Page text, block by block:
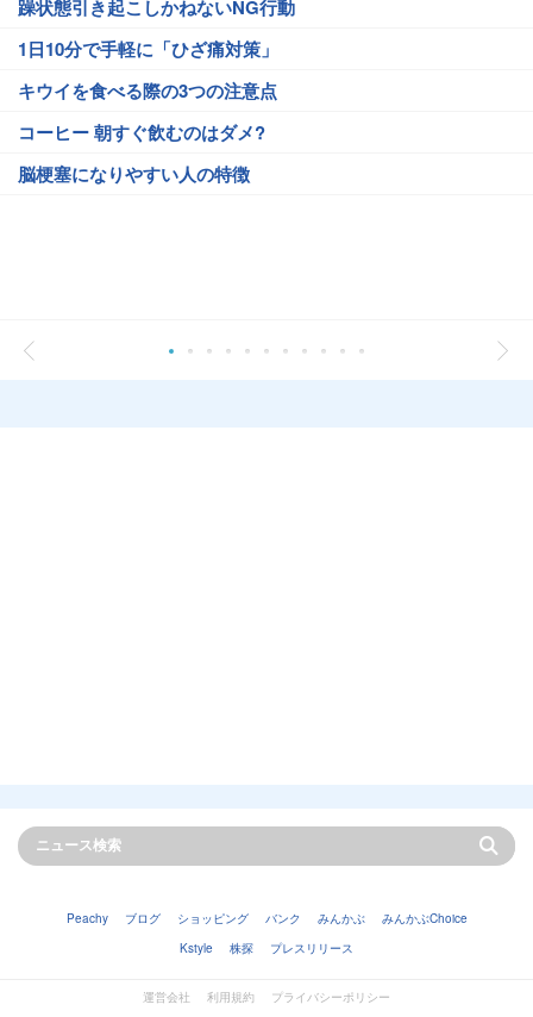
躁状態引き起こしかねないNG行動
1日10分で手軽に「ひざ痛対策」
キウイを食べる際の3つの注意点
コーヒー 朝すぐ飲むのはダメ?
脳梗塞になりやすい人の特徴
Peachy ブログ ショッピング バンク みんかぶ
みんかぶChoice
Kstyle
株探 プレスリリース
運営会社 利用規約 プライバシーポリシー